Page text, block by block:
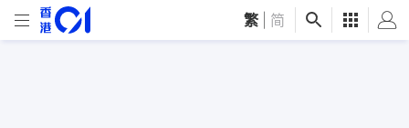
繁 简